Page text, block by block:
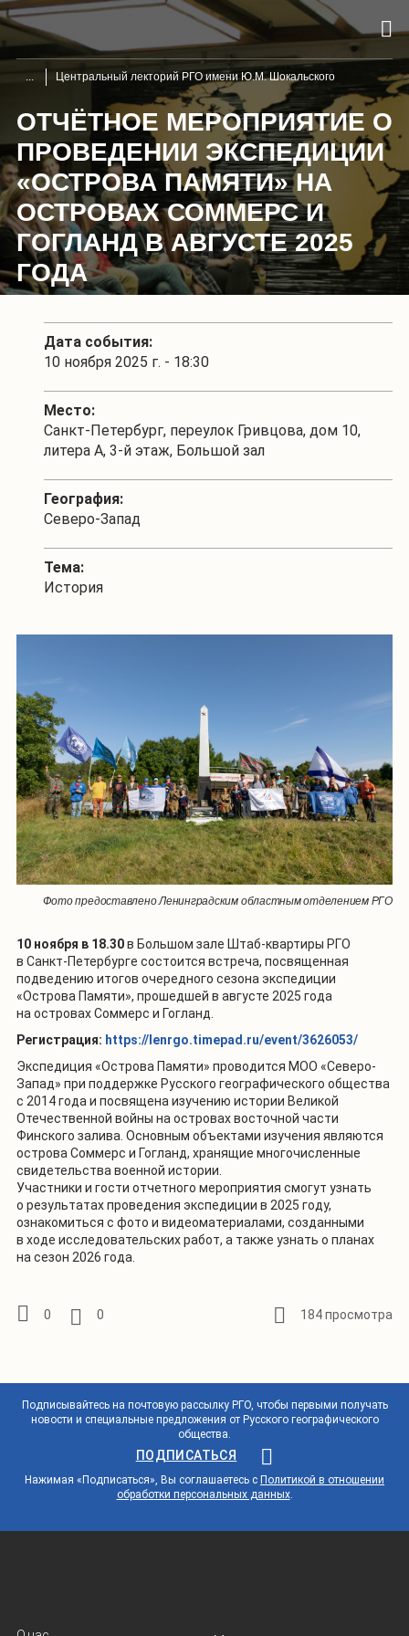
Центральный лекторий РГО имени Ю.М. Шокальского
ОТЧЁТНОЕ МЕРОПРИЯТИЕ О
ПРОВЕДЕНИИ ЭКСПЕДИЦИИ
«ОСТРОВА ПАМЯТИ» НА
ОСТРОВАХ СОММЕРС И
ГОГЛАНД В АВГУСТЕ 2025
ГОДА
Дата события:
10 ноября 2025 г. - 18:30
Место:
Санкт-Петербург, переулок Гривцова, дом 10,
литера А, 3-й этаж, Большой зал
География:
Северо-Запад
Тема:
История
Фото предоставлено Ленинградским областным отделением РГО
10 ноября в 18.30в Большом зале Штаб-квартиры РГО
в Санкт-Петербурге состоится встреча, посвященная
подведению итогов очередного сезона экспедиции
«Острова Памяти», прошедшей в августе 2025 года
на островах Соммерс и Гогланд.
Регистрация: https://lenrgo.timepad.ru/event/3626053/
Экспедиция «Острова Памяти» проводится МОО «Северо-
Запад» при поддержке Русского географического общества
с 2014 года и посвящена изучению истории Великой
Отечественной войны на островах восточной части
Финского залива. Основным объектами изучения являются
острова Соммерс и Гогланд, хранящие многочисленные
свидетельства военной истории.
Участники и гости отчетного мероприятия смогут узнать
о результатах проведения экспедиции в 2025 году,
ознакомиться с фото и видеоматериалами, созданными
в ходе исследовательских работ, а также узнать о планах
на сезон 2026 года.
0 0 184 просмотра
Подписывайтесь на почтовую рассылку РГО, чтобы первыми получать
новости и специальные предложения от Русского географического
общества.
ПОДПИСАТЬСЯ
Нажимая «Подписаться», Вы соглашаетесь с Политикой в отношении
обработки персональных данных.